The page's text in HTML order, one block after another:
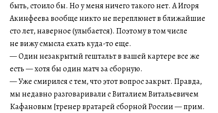
быть, стоило бы. Но у меня ничего такого нет. А Игоря
Акинфеева вообще никто не переплюнет в ближайшие
сто лет, наверное (улыбается). Поэтому в том числе
не вижу смысла ехать куда-то еще.
— Один незакрытый гештальт в вашей картере все же
есть — хотя бы один матч за сборную.
— Уже смирился с тем, что этот вопрос закрыт. Правда,
мы недавно разговаривали с Виталием Витальевичем
Кафановым [тренер вратарей сборной России — прим.